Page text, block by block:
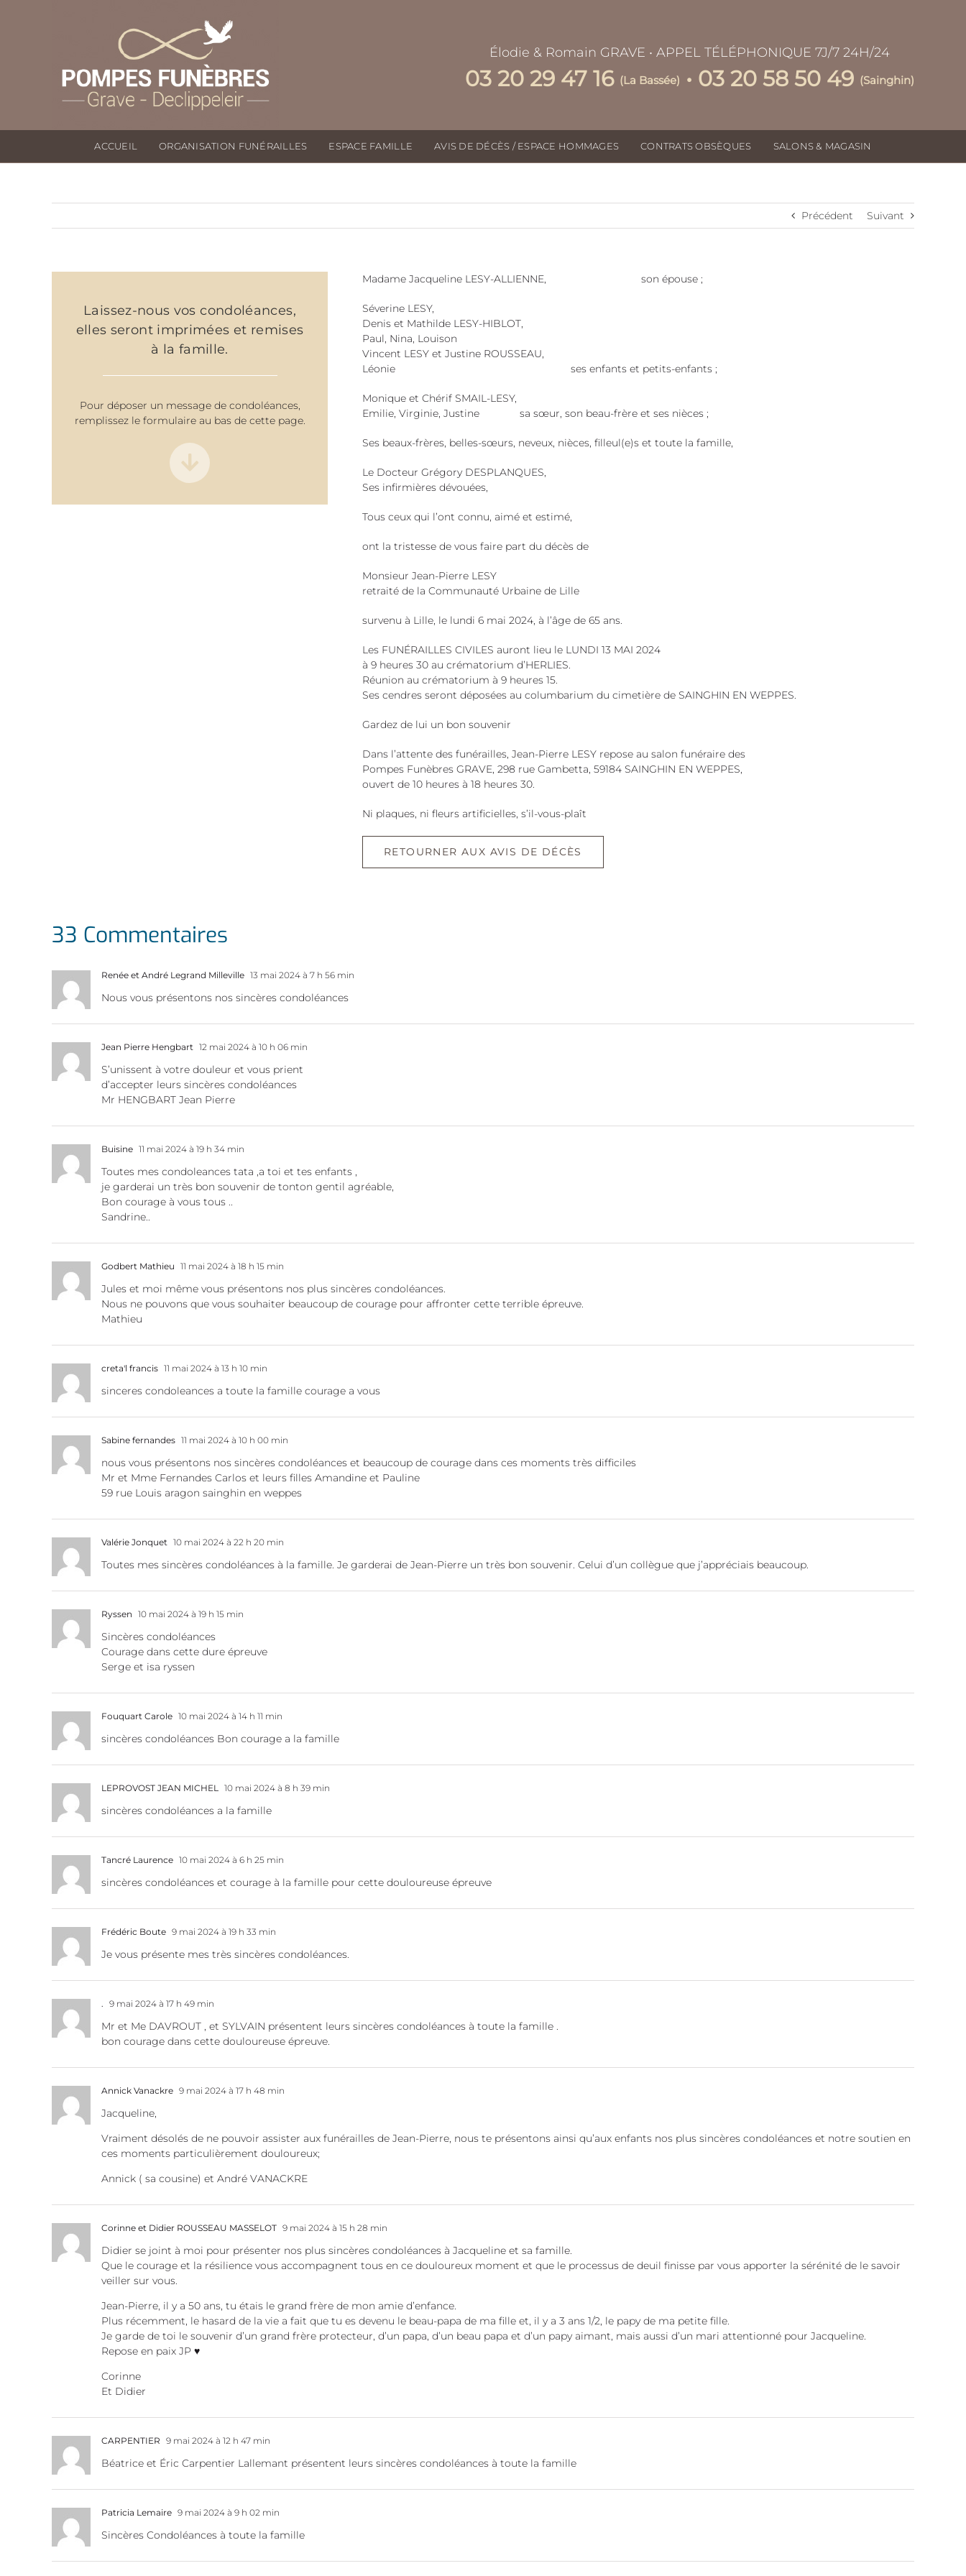
Élodie & Romain GRAVE • APPEL TÉLÉPHONIQUE 7J/7 24H/24
03 20 29 47 16 (La Bassée) • 03 20 58 50 49 (Sainghin)
ACCUEIL ORGANISATION FUNÉRAILLES ESPACE FAMILLE AVIS DE DÉCÈS / ESPACE HOMMAGES CONTRATS OBSÈQUES SALONS & MAGASIN
Précédent Suivant
Laissez-nous vos condoléances,
elles seront imprimées et remises
à la famille.
Pour déposer un message de condoléances,
remplissez le formulaire au bas de cette page.
Madame Jacqueline LESY-ALLIENNE, son épouse ;
Séverine LESY,
Denis et Mathilde LESY-HIBLOT,
Paul, Nina, Louison
Vincent LESY et Justine ROUSSEAU,
Léonie ses enfants et petits-enfants ;
Monique et Chérif SMAIL-LESY,
Emilie, Virginie, Justine sa sœur, son beau-frère et ses nièces ;
Ses beaux-frères, belles-sœurs, neveux, nièces, filleul(e)s et toute la famille,
Le Docteur Grégory DESPLANQUES,
Ses infirmières dévouées,
Tous ceux qui l’ont connu, aimé et estimé,
ont la tristesse de vous faire part du décès de
Monsieur Jean-Pierre LESY
retraité de la Communauté Urbaine de Lille
survenu à Lille, le lundi 6 mai 2024, à l’âge de 65 ans.
Les FUNÉRAILLES CIVILES auront lieu le LUNDI 13 MAI 2024
à 9 heures 30 au crématorium d’HERLIES.
Réunion au crématorium à 9 heures 15.
Ses cendres seront déposées au columbarium du cimetière de SAINGHIN EN WEPPES.
Gardez de lui un bon souvenir
Dans l’attente des funérailles, Jean-Pierre LESY repose au salon funéraire des
Pompes Funèbres GRAVE, 298 rue Gambetta, 59184 SAINGHIN EN WEPPES,
ouvert de 10 heures à 18 heures 30.
Ni plaques, ni fleurs artificielles, s’il-vous-plaît
RETOURNER AUX AVIS DE DÉCÈS
33 Commentaires
Renée et André Legrand Milleville 13 mai 2024 à 7 h 56 min
Nous vous présentons nos sincères condoléances
Jean Pierre Hengbart 12 mai 2024 à 10 h 06 min
S’unissent à votre douleur et vous prient
d’accepter leurs sincères condoléances
Mr HENGBART Jean Pierre
Buisine 11 mai 2024 à 19 h 34 min
Toutes mes condoleances tata ,a toi et tes enfants ,
je garderai un très bon souvenir de tonton gentil agréable,
Bon courage à vous tous ..
Sandrine..
Godbert Mathieu 11 mai 2024 à 18 h 15 min
Jules et moi même vous présentons nos plus sincères condoléances.
Nous ne pouvons que vous souhaiter beaucoup de courage pour affronter cette terrible épreuve.
Mathieu
creta'l francis 11 mai 2024 à 13 h 10 min
sinceres condoleances a toute la famille courage a vous
Sabine fernandes 11 mai 2024 à 10 h 00 min
nous vous présentons nos sincères condoléances et beaucoup de courage dans ces moments très difficiles
Mr et Mme Fernandes Carlos et leurs filles Amandine et Pauline
59 rue Louis aragon sainghin en weppes
Valérie Jonquet 10 mai 2024 à 22 h 20 min
Toutes mes sincères condoléances à la famille. Je garderai de Jean-Pierre un très bon souvenir. Celui d’un collègue que j’appréciais beaucoup.
Ryssen 10 mai 2024 à 19 h 15 min
Sincères condoléances
Courage dans cette dure épreuve
Serge et isa ryssen
Fouquart Carole 10 mai 2024 à 14 h 11 min
sincères condoléances Bon courage a la famille
LEPROVOST JEAN MICHEL 10 mai 2024 à 8 h 39 min
sincères condoléances a la famille
Tancré Laurence 10 mai 2024 à 6 h 25 min
sincères condoléances et courage à la famille pour cette douloureuse épreuve
Frédéric Boute 9 mai 2024 à 19 h 33 min
Je vous présente mes très sincères condoléances.
. 9 mai 2024 à 17 h 49 min
Mr et Me DAVROUT , et SYLVAIN présentent leurs sincères condoléances à toute la famille .
bon courage dans cette douloureuse épreuve.
Annick Vanackre 9 mai 2024 à 17 h 48 min
Jacqueline,
Vraiment désolés de ne pouvoir assister aux funérailles de Jean-Pierre, nous te présentons ainsi qu’aux enfants nos plus sincères condoléances et notre soutien en
ces moments particulièrement douloureux;
Annick ( sa cousine) et André VANACKRE
Corinne et Didier ROUSSEAU MASSELOT 9 mai 2024 à 15 h 28 min
Didier se joint à moi pour présenter nos plus sincères condoléances à Jacqueline et sa famille.
Que le courage et la résilience vous accompagnent tous en ce douloureux moment et que le processus de deuil finisse par vous apporter la sérénité de le savoir
veiller sur vous.
Jean-Pierre, il y a 50 ans, tu étais le grand frère de mon amie d’enfance.
Plus récemment, le hasard de la vie a fait que tu es devenu le beau-papa de ma fille et, il y a 3 ans 1/2, le papy de ma petite fille.
Je garde de toi le souvenir d’un grand frère protecteur, d’un papa, d’un beau papa et d’un papy aimant, mais aussi d’un mari attentionné pour Jacqueline.
Repose en paix JP ♥
Corinne
Et Didier
CARPENTIER 9 mai 2024 à 12 h 47 min
Béatrice et Éric Carpentier Lallemant présentent leurs sincères condoléances à toute la famille
Patricia Lemaire 9 mai 2024 à 9 h 02 min
Sincères Condoléances à toute la famille